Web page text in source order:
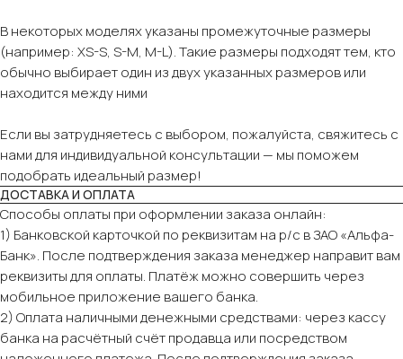
В некоторых моделях указаны промежуточные размеры
(например: XS-S, S-M, M-L). Такие размеры подходят тем, кто
обычно выбирает один из двух указанных размеров или
находится между ними
Если вы затрудняетесь с выбором, пожалуйста, свяжитесь с
нами для индивидуальной консультации — мы поможем
подобрать идеальный размер!
ДОСТАВКА И ОПЛАТА
Способы оплаты при оформлении заказа онлайн:
1) Банковской карточкой по реквизитам на р/с в ЗАО «Альфа-
Банк». После подтверждения заказа менеджер направит вам
реквизиты для оплаты. Платёж можно совершить через
мобильное приложение вашего банка.
2) Оплата наличными денежными средствами: через кассу
банка на расчётный счёт продавца или посредством